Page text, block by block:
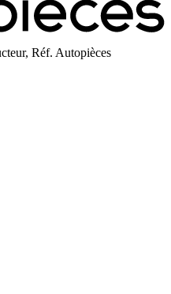
Réf. Autopièces